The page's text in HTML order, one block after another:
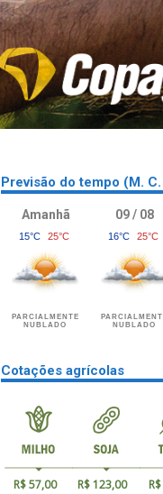
Previsão do tempo (M.
Amanhã
15°C 25°C
PARCIALMENTE
NUBLADO
09 / 08
16°C 25°C
NUBLADO
Cotações agrícolas
R$ 57,00 R$ 123,00